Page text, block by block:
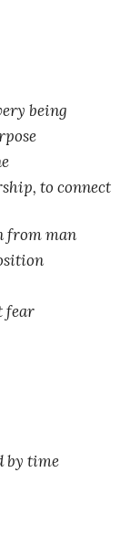
being
to connect
from man
fear
by time